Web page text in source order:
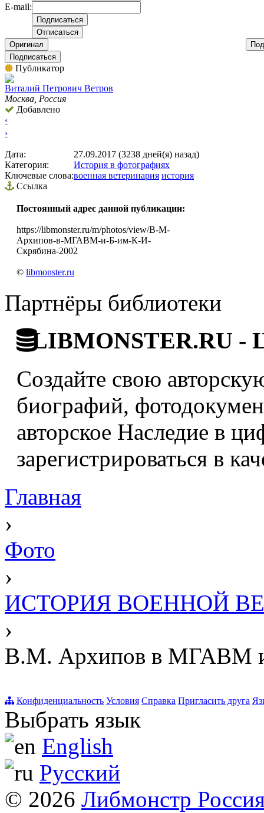
E-mail:
Оригинал
Подписаться
Публикатор
Виталий Петрович Ветров
Москва, Россия
Добавлено
‹
›
Дата:
27.09.2017 (3238 дней(я) назад)
Категория:
История в фотографиях
Ключевые слова:военная ветеринария история
Ссылка
Постоянный адрес данной публикации:
https://libmonster.ru/m/photos/view/В-М-
Архипов-в-МГАВМ-и-Б-им-К-И-
Скрябина-2002
© libmonster.ru
Партнёры библиотеки
LIBMONSTER.RU -
Создайте свою
биографий,
авторское Наследие в
зарегистрироваться в
Главная
›
Фото
›
ИСТОРИЯ ВОЕННОЙ
›
В.М. Архипов в МГАВМ
Конфиденциальность Условия Справка Пригласить друга
Выбрать язык
English
Русский
© 2026 Либмонстр